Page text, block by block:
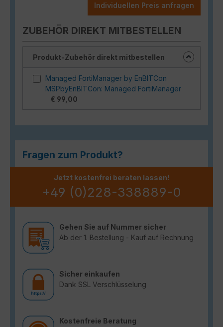
Individuellen Preis anfragen
ZUBEHÖR DIREKT MITBESTELLEN
Produkt-Zubehör direkt mitbestellen
Managed FortiManager by EnBITCon
MSPbyEnBITCon: Managed FortiManager
€ 99,00
Fragen zum Produkt?
Jetzt kostenfrei beraten lassen!
+49 (0)228-338889-0
Gehen Sie auf Nummer sicher
Ab der 1. Bestellung - Kauf auf Rechnung
Sicher einkaufen
Dank SSL Verschlüsselung
Kostenfreie Beratung